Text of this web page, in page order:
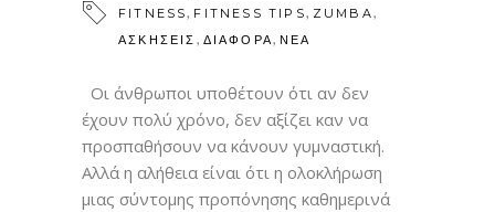
FITNESS, FITNESS TIPS, ZUMBA,
ΑΣΚΗΣΕΙΣ , ΔΙΑΦΟΡΑ,ΝΕΑ
Οι άνθρωποι υποθέτουν ότι αν δεν
έχουν πολύ χρόνο, δεν αξίζει καν να
προσπαθήσουν να κάνουν γυμναστική.
Αλλά η αλήθεια είναι ότι η ολοκλήρωση
μιας σύντομης προπόνησης καθημερινά